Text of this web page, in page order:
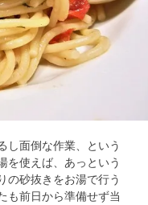
し面倒な作業、という
を使えば、あっという
の砂抜きをお湯で行う
も前日から準備せず当